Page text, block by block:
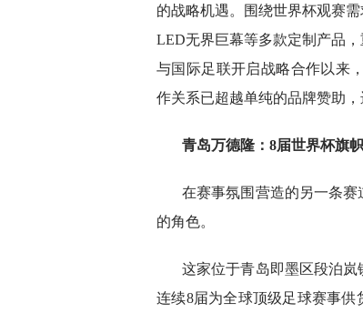
的战略机遇。围绕世界杯观赛
LED无界巨幕等多款定制产品
与国际足联开启战略合作以来
作关系已超越单纯的品牌赞助
青岛万德隆：8届世界杯旗
在赛事氛围营造的另一条
的角色。
这家位于青岛即墨区段泊岚
连续8届为全球顶级足球赛事供